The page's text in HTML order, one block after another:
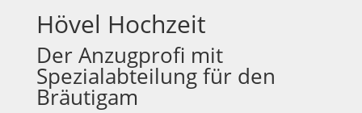
Hövel Hochzeit
Der Anzugprofi mit
Spezialabteilung für den
Bräutigam